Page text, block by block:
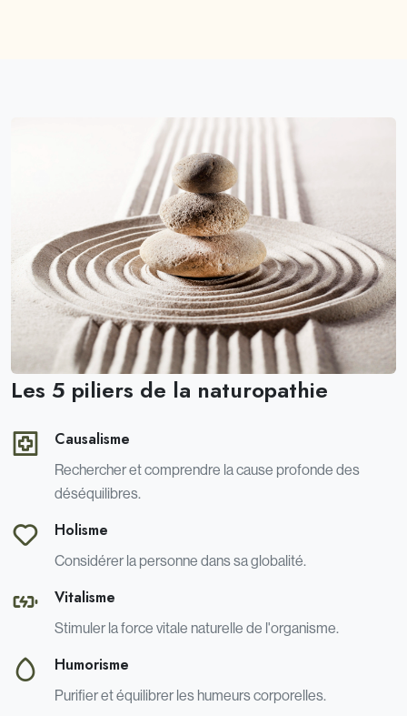
Les 5 piliers de la naturopathie
Causalisme
Rechercher et comprendre la cause profonde des
déséquilibres.
Holisme
Considérer la personne dans sa globalité.
Vitalisme
Stimuler la force vitale naturelle de l'organisme.
Humorisme
Purifier et équilibrer les humeurs corporelles.